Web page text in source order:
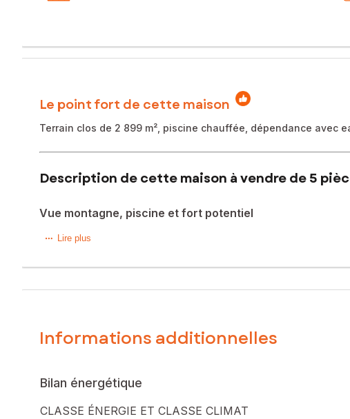
Le point fort de cette maison
Terrain clos de 2 899 m², piscine chauffée, dépendance avec
Description de cette maison à vendre de 5
Vue montagne, piscine et fort potentiel
En exclusivité chez SAFTI, Priscillia Bouvier et Maël Bertout vous
idéal pour concilier tranquillité et accès rapide aux grands axes.
de la vue sur les montagnes en toute saison, de deux chambres
complémentaire, atelier, rangement ou activité indépendante.
En complément, vous bénéficierez d’un grand garage attenant
atelier ou imaginer un futur espace complémentaire.
Lire plus
Informations additionnelles
Bilan énergétique
CLASSE ÉNERGIE ET CLASSE CLIMAT